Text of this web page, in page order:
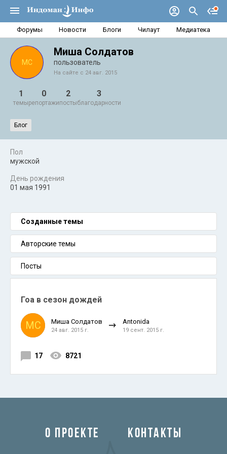
Форумы Новости Блоги Чилаут Медиатека
МС
Миша Солдатов
пользователь
На сайте с 24 авг. 2015
1
темы
0
репортажи
2
посты
3
благодарности
Блог
Пол
мужской
День рождения
01 мая 1991
Созданные темы
Авторские темы
Посты
Гоа в сезон дождей
МС Миша Солдатов
24 авг. 2015 г.
Antonida
19 сент. 2015 г.
17 8721
О ПРОЕКТЕ КОНТАКТЫ